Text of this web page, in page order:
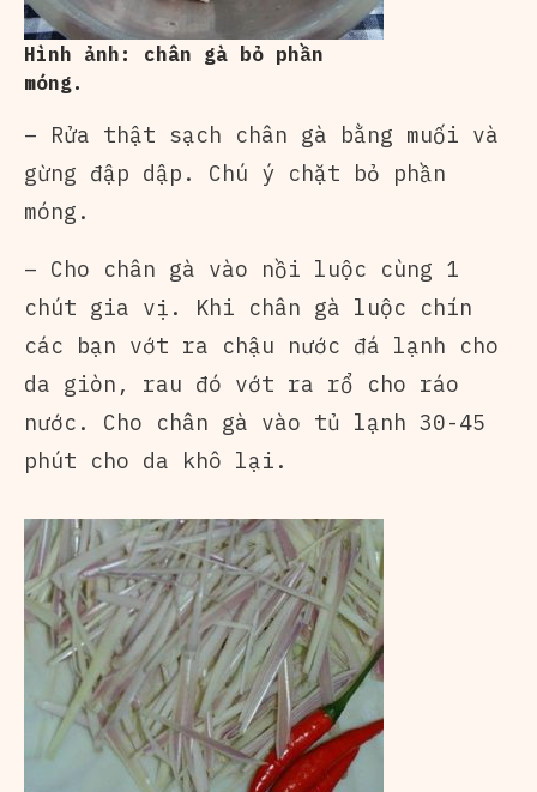
Hình ảnh: chân gà bỏ phần
móng.
– Rửa thật sạch chân gà bằng muối và
gừng đập dập. Chú ý chặt bỏ phần
móng.
– Cho chân gà vào nồi luộc cùng 1
chút gia vị. Khi chân gà luộc chín
các bạn vớt ra chậu nước đá lạnh cho
da giòn, rau đó vớt ra rổ cho ráo
nước. Cho chân gà vào tủ lạnh 30-45
phút cho da khô lại.